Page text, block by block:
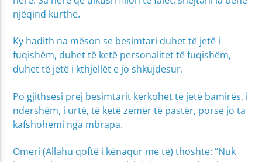
njëqind kurthe.
Ky hadith na mëson se besimtari duhet të jetë i
fuqishëm, duhet të ketë personalitet të fuqishëm,
duhet të jetë i kthjellët e jo shkujdesur.
Po gjithsesi prej besimtarit kërkohet të jetë bamirës, i
ndershëm, i urtë, të ketë zemër të pastër, porse jo ta
kafshohemi nga mbrapa.
Omeri (Allahu qoftë i kënaqur me të‎‎) thoshte: “Nuk